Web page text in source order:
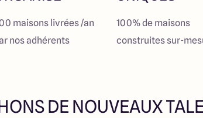
maisons livrées /an
nos adhérents
100% de maisons
construites sur-
DE NOUVEAUX